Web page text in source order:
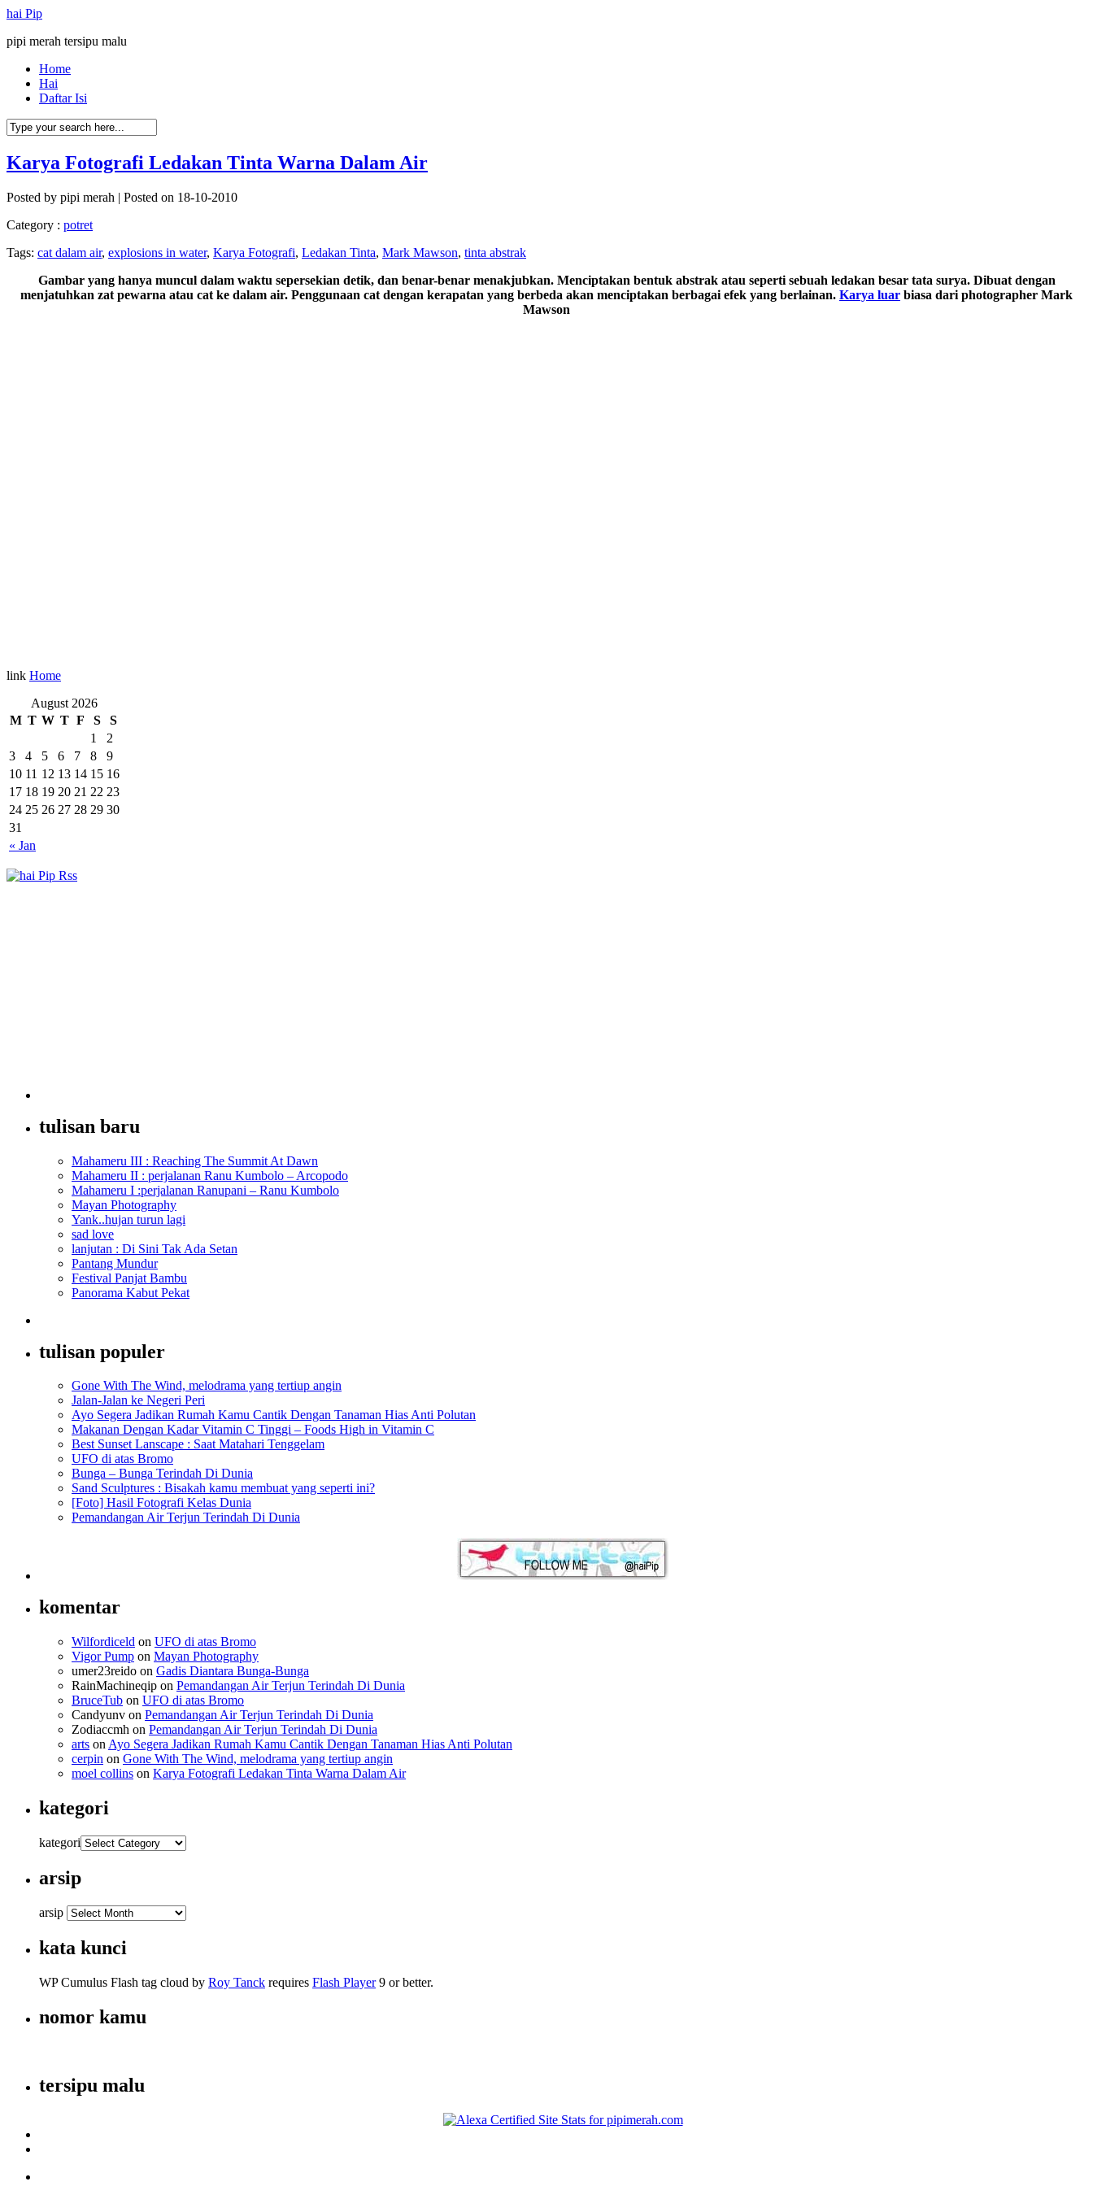
hai Pip
pipi merah tersipu malu
Home
Hai
Daftar Isi
Karya Fotografi Ledakan Tinta Warna Dalam Air
Posted by pipi merah | Posted on 18-10-2010
Category : potret
Tags: cat dalam air, explosions in water, Karya Fotografi, Ledakan Tinta, Mark Mawson, tinta abstrak
Gambar yang hanya muncul dalam waktu sepersekian detik, dan benar-benar menakjubkan. Menciptakan bentuk abstrak atau seperti sebuah ledakan besar tata surya. Dibuat dengan
menjatuhkan zat pewarna atau cat ke dalam air. Penggunaan cat dengan kerapatan yang berbeda akan menciptakan berbagai efek yang berlainan. Karya luar biasa dari photographer Mark
Mawson
link Home
August 2026
M T W T F S S
« Jan
1
2
3
4 5 6 7 8
9
10 11 12 13 14 15 16
17 18 19 20 21 22 23
24 25 26 27 28 29 30
31
tulisan baru
Mahameru III : Reaching The Summit At Dawn
Mahameru II : perjalanan Ranu Kumbolo – Arcopodo
Mahameru I :perjalanan Ranupani – Ranu Kumbolo
Mayan Photography
Yank..hujan turun lagi
sad love
lanjutan : Di Sini Tak Ada Setan
Pantang Mundur
Festival Panjat Bambu
Panorama Kabut Pekat
tulisan populer
Gone With The Wind, melodrama yang tertiup angin
Jalan-Jalan ke Negeri Peri
Ayo Segera Jadikan Rumah Kamu Cantik Dengan Tanaman Hias Anti Polutan
Makanan Dengan Kadar Vitamin C Tinggi – Foods High in Vitamin C
Best Sunset Lanscape : Saat Matahari Tenggelam
UFO di atas Bromo
Bunga – Bunga Terindah Di Dunia
Sand Sculptures : Bisakah kamu membuat yang seperti ini?
[Foto] Hasil Fotografi Kelas Dunia
Pemandangan Air Terjun Terindah Di Dunia
komentar
Wilfordiceld on UFO di atas Bromo
Vigor Pump on Mayan Photography
umer23reido on Gadis Diantara Bunga-Bunga
RainMachineqip on Pemandangan Air Terjun Terindah Di Dunia
BruceTub on UFO di atas Bromo
Candyunv on Pemandangan Air Terjun Terindah Di Dunia
Zodiaccmh on Pemandangan Air Terjun Terindah Di Dunia
arts on Ayo Segera Jadikan Rumah Kamu Cantik Dengan Tanaman Hias Anti Polutan
cerpin on Gone With The Wind, melodrama yang tertiup angin
moel collins on Karya Fotografi Ledakan Tinta Warna Dalam Air
kategori
kategori
arsip
arsip
kata kunci
WP Cumulus Flash tag cloud by Roy Tanck requires Flash Player9 or better.
nomor kamu
tersipu malu